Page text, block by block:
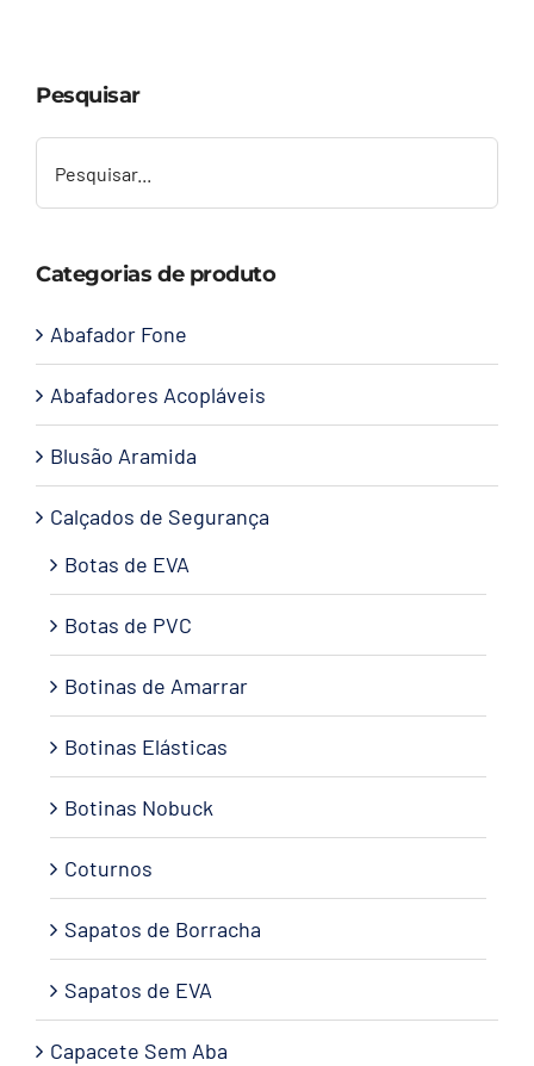
Contato
Pesquisar
Categorias de produto
Abafador Fone
Abafadores Acopláveis
Blusão Aramida
Calçados de Segurança
Botas de EVA
Botas de PVC
Botinas de Amarrar
Botinas Elásticas
Botinas Nobuck
Coturnos
Sapatos de Borracha
Sapatos de EVA
Capacete Sem Aba